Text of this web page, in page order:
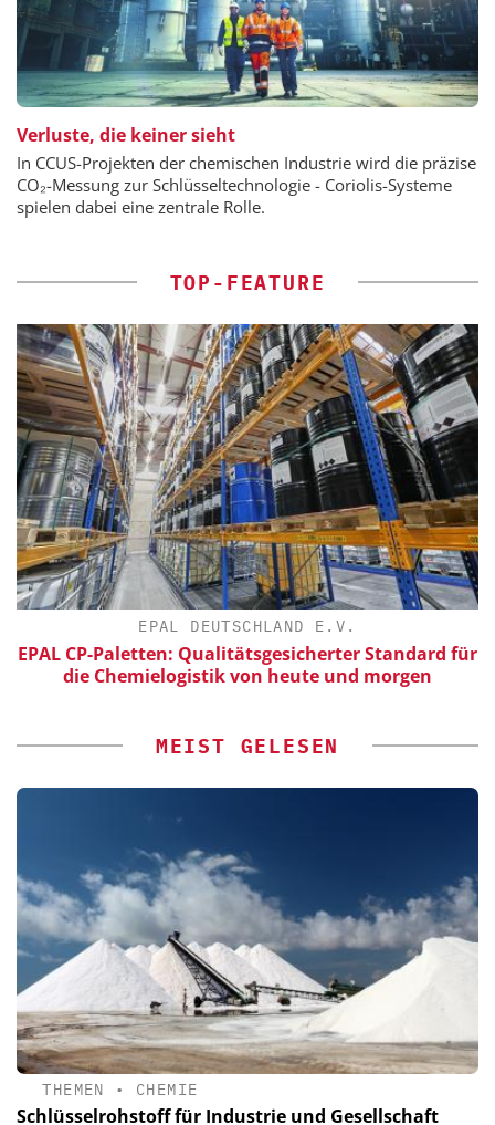
Verluste, die keiner sieht
In CCUS-Projekten der chemischen Industrie wird die präzise
CO₂-Messung zur Schlüsseltechnologie - Coriolis-Systeme
spielen dabei eine zentrale Rolle.
TOP-FEATURE
EPAL DEUTSCHLAND E.V.
EPAL CP-Paletten: Qualitätsgesicherter Standard für
die Chemielogistik von heute und morgen
MEIST GELESEN
THEMEN • CHEMIE
Schlüsselrohstoff für Industrie und Gesellschaft